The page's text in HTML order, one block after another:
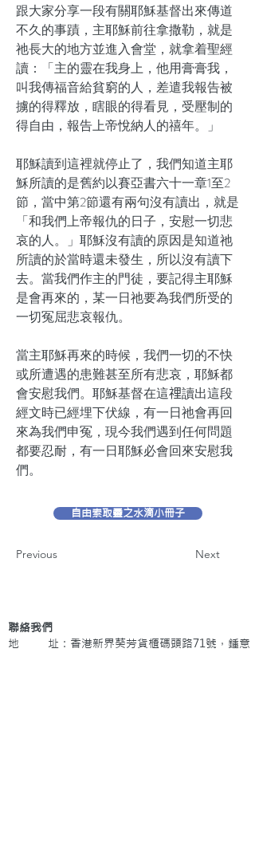
跟大家分享一段有關耶穌基督出來傳道
不久的事蹟，主耶穌前往拿撒勒，就是
祂長大的地方並進入會堂，就拿着聖經
讀：「主的靈在我身上，他用膏膏我，
叫我傳福音給貧窮的人，差遣我報告被
擄的得釋放，瞎眼的得看見，受壓制的
得自由，報告上帝悅納人的禧年。」
耶穌讀到這裡就停止了，我們知道主耶
穌所讀的是舊約以賽亞書六十一章1至2
節，當中第2節還有兩句沒有讀出，就是
「和我們上帝報仇的日子，安慰一切悲
哀的人。」耶穌沒有讀的原因是知道祂
所讀的於當時還未發生，所以沒有讀下
去。當我們作主的門徒，要記得主耶穌
是會再來的，某一日祂要為我們所受的
一切冤屈悲哀報仇。
當主耶穌再來的時候，我們一切的不快
或所遭遇的患難甚至所有悲哀，耶穌都
會安慰我們。耶穌基督在這𥚃讀出這段
經文時已經埋下伏線，有一日祂會再回
來為我們申冤，現今我們遇到任何問題
都要忍耐，有一日耶穌必會回來安慰我
們。
自由索取靈之水滴小冊子
Previous Next
聯絡我們
地 址：香港新界葵芳貨櫃碼頭路71號，鍾意